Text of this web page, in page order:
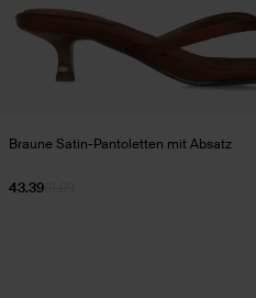
Braune Satin-Pantoletten mit Absatz
43.39